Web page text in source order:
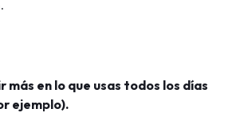
más en lo que usas todos los días
ejemplo).